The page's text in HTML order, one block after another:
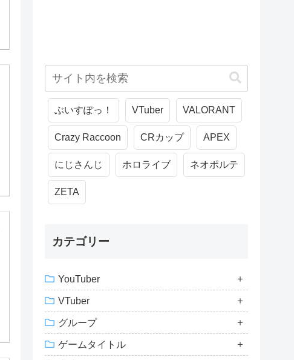
ぶいすぽっ！ VTuber VALORANT
Crazy Raccoon CRカップ APEX
にじさんじ ホロライブ ネオポルテ
ZETA
カテゴリー
YouTuber
VTuber
グループ
ゲームタイトル